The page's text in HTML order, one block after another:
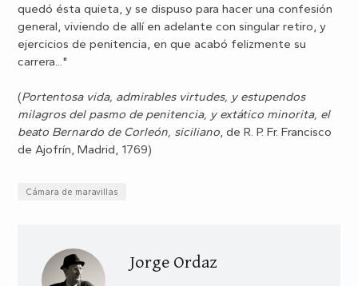
quedó ésta quieta, y se dispuso para hacer una confesión
general, viviendo de allí en adelante con singular retiro, y
ejercicios de penitencia, en que acabó felizmente su
carrera..."
(Portentosa vida, admirables virtudes, y estupendos
milagros del pasmo de penitencia, y extático minorita, el
beato Bernardo de Corleón, siciliano, de R. P. Fr. Francisco
de Ajofrín, Madrid, 1769)
Cámara de maravillas
Jorge Ordaz